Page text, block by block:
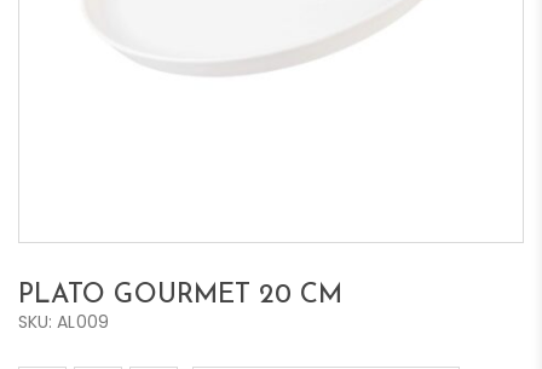
PLATO GOURMET 20 CM
SKU: AL009